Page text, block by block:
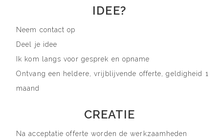
IDEE?
Neem contact op
Deel je idee
Ik kom langs voor gesprek en opname
Ontvang een heldere, vrijblijvende offerte, geldigheid 1
maand
CREATIE
Na acceptatie offerte worden de werkzaamheden